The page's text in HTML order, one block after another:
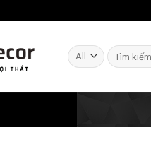
Search
for: